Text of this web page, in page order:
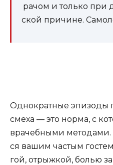
рачом и только при
ской причине.
Однократные эпизоды
смеха — это норма, с
врачебными методами.
ся вашим частым
гой, отрыжкой, болью